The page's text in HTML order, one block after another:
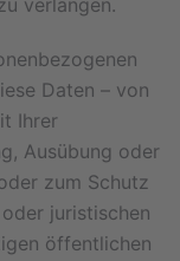
verlangen.
Daten – von
Ihrer
Ausübung oder
zum Schutz
juristischen
öffentlichen